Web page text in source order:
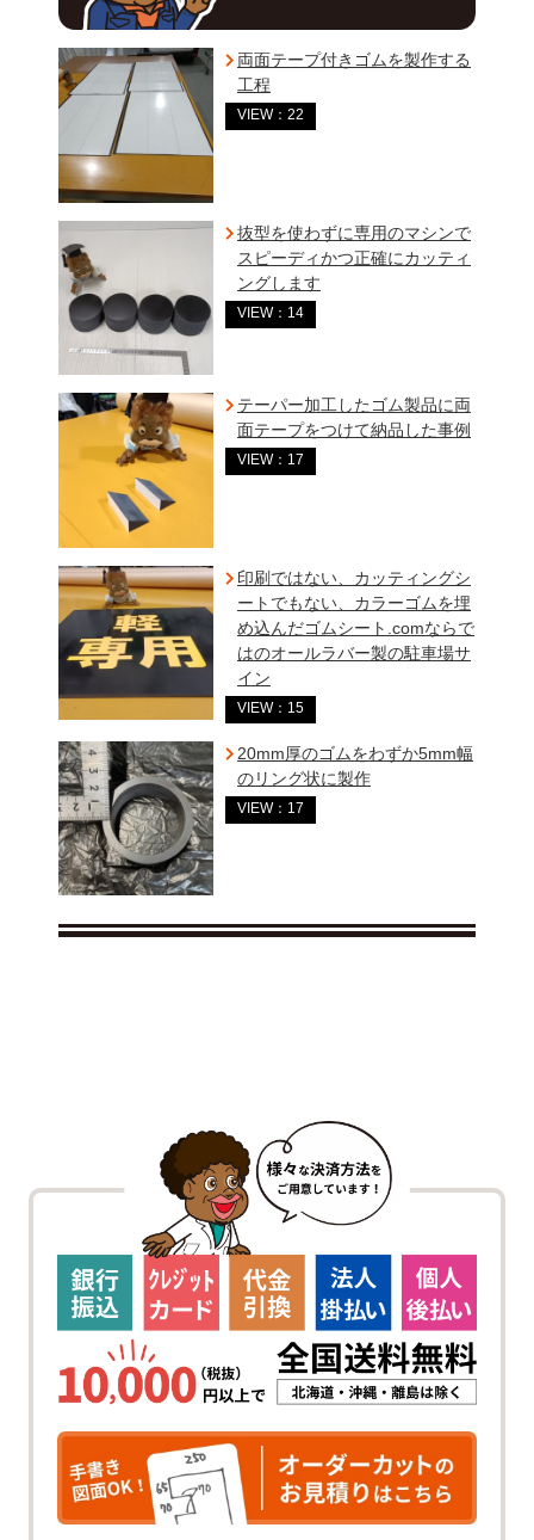
両面テープ付きゴムを製作する
工程
VIEW：22
抜型を使わずに専用のマシンで
スピーディかつ正確にカッティ
ングします
VIEW：14
テーパー加工したゴム製品に両
面テープをつけて納品した事例
VIEW：17
印刷ではない、カッティングシ
ートでもない、カラーゴムを埋
め込んだゴムシート.comならで
はのオールラバー製の駐車場サ
イン
VIEW：15
20mm厚のゴムをわずか5mm幅
のリング状に製作
VIEW：17